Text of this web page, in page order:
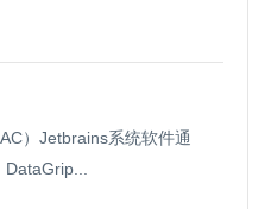
）Jetbrains系统软件通